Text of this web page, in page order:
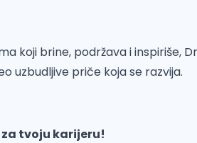
koji brine, podržava i inspiriše,
uzbudljive priče koja se razvija.
tvoju karijeru!